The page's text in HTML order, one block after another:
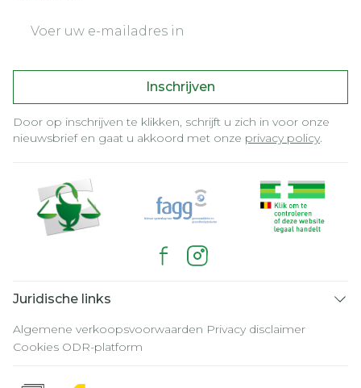
Inschrijven
Door op inschrijven te klikken, schrijft u zich in voor onze
nieuwsbrief en gaat u akkoord met onze privacy policy.
Juridische links
Algemene verkoopsvoorwaarden Privacy disclaimer
Cookies ODR-platform